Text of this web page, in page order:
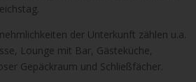
der Unterkunft zählen u.a.
Lounge mit Bar, Gästeküche,
Gepäckraum und Schließfächer.